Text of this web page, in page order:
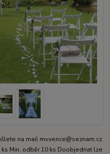
na mail mv.vence@seznam.cz
Min. odběr 10 ks Doobjednat lze